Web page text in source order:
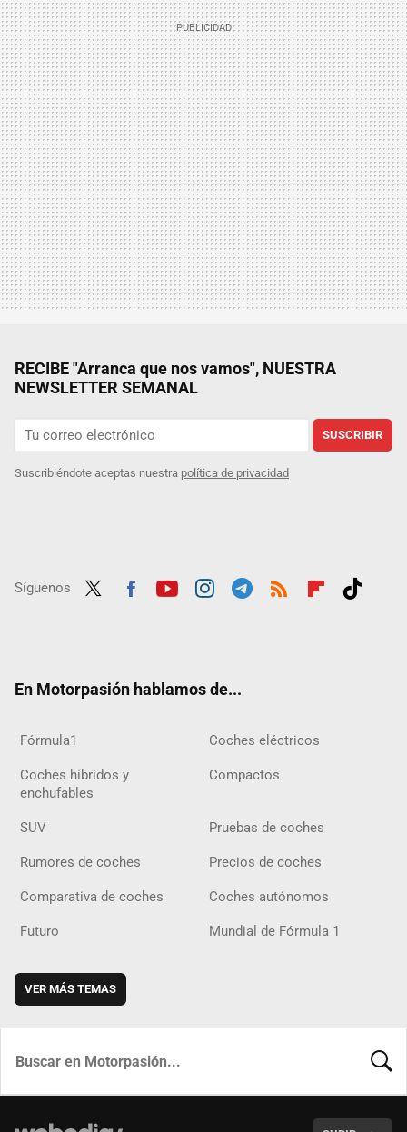
RECIBE "Arranca que nos vamos", NUESTRA
NEWSLETTER SEMANAL
SUSCRIBIR
Suscribiéndote aceptas nuestra política de privacidad
Síguenos
En Motorpasión hablamos de...
Fórmula1 Coches eléctricos
Coches híbridos y
enchufables
Compactos
SUV Pruebas de coches
Rumores de coches Precios de coches
Comparativa de coches Coches autónomos
Futuro Mundial de Fórmula 1
VER MÁS TEMAS